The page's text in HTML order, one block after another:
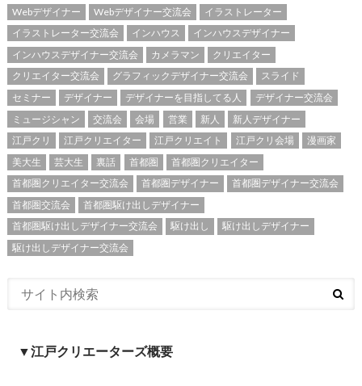
Webデザイナー
Webデザイナー交流会
イラストレーター
イラストレーター交流会
インハウス
インハウスデザイナー
インハウスデザイナー交流会
カメラマン
クリエイター
クリエイター交流会
グラフィックデザイナー交流会
スライド
セミナー
デザイナー デザイナーを目指してる人
デザイナー交流会
ミュージシャン
交流会 会場 営業 新人
新人デザイナー
江戸クリ
江戸クリエイター 江戸クリエイト 江戸クリ会場
漫画家
美大生
芸大生 裏話 首都圏
首都圏クリエイター
首都圏クリエイター交流会
首都圏デザイナー
首都圏デザイナー交流会
首都圏交流会
首都圏駆け出しデザイナー
首都圏駆け出しデザイナー交流会
駆け出し
駆け出しデザイナー
駆け出しデザイナー交流会
▼江戸クリエーターズ概要